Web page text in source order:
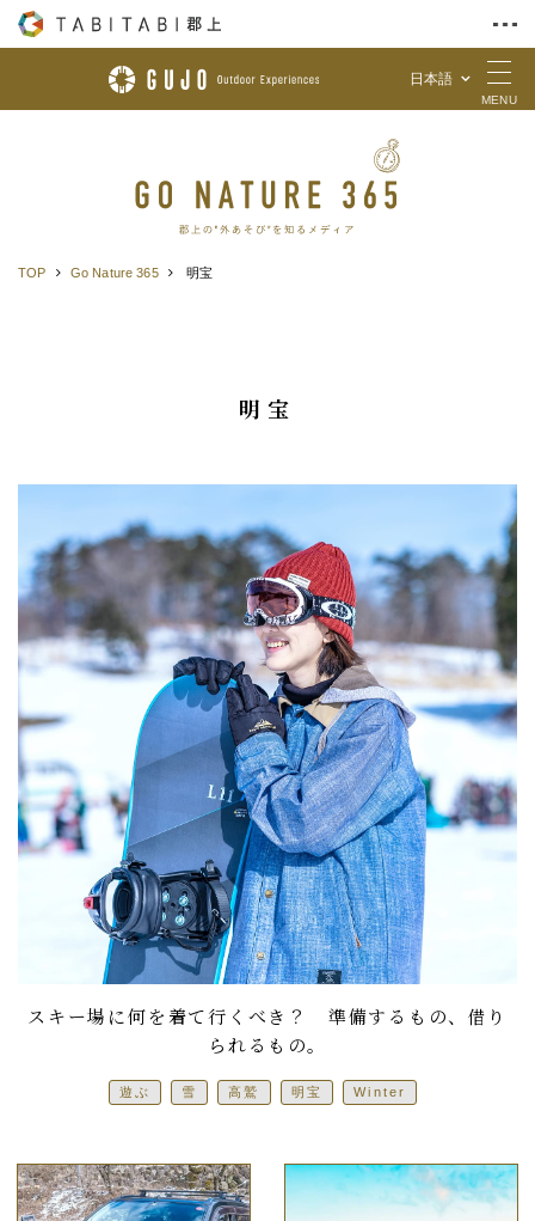
Skip to Content
日本語
MENU
TOP Go Nature 365 明宝
明宝
スキー場に何を着て行くべき？ 準備するもの、借り
られるもの。
遊ぶ 雪 高鷲 明宝 Winter